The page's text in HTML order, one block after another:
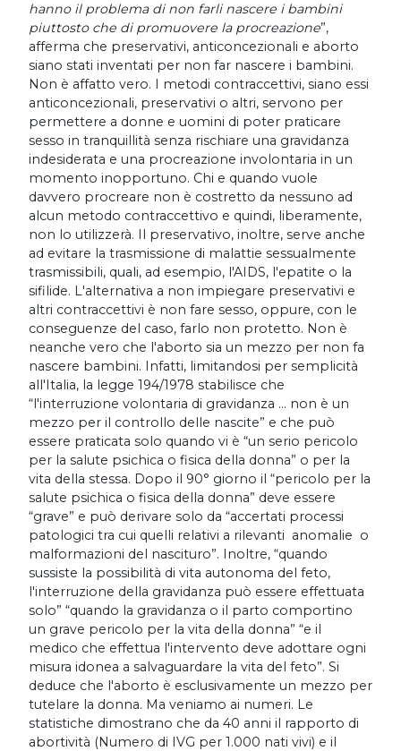
hanno il problema di non farli nascere i bambini
piuttosto che di promuovere la procreazione”,
afferma che preservativi, anticoncezionali e aborto
siano stati inventati per non far nascere i bambini.
Non è affatto vero. I metodi contraccettivi, siano essi
anticoncezionali, preservativi o altri, servono per
permettere a donne e uomini di poter praticare
sesso in tranquillità senza rischiare una gravidanza
indesiderata e una procreazione involontaria in un
momento inopportuno. Chi e quando vuole
davvero procreare non è costretto da nessuno ad
alcun metodo contraccettivo e quindi, liberamente,
non lo utilizzerà. Il preservativo, inoltre, serve anche
ad evitare la trasmissione di malattie sessualmente
trasmissibili, quali, ad esempio, l'AIDS, l'epatite o la
sifilide. L'alternativa a non impiegare preservativi e
altri contraccettivi è non fare sesso, oppure, con le
conseguenze del caso, farlo non protetto. Non è
neanche vero che l'aborto sia un mezzo per non fa
nascere bambini. Infatti, limitandosi per semplicità
all'Italia, la legge 194/1978 stabilisce che
“l'interruzione volontaria di gravidanza … non è un
mezzo per il controllo delle nascite” e che può
essere praticata solo quando vi è “un serio pericolo
per la salute psichica o fisica della donna” o per la
vita della stessa. Dopo il 90° giorno il “pericolo per la
salute psichica o fisica della donna” deve essere
“grave” e può derivare solo da “accertati processi
patologici tra cui quelli relativi a rilevanti anomalie o
malformazioni del nascituro”. Inoltre, “quando
sussiste la possibilità di vita autonoma del feto,
l'interruzione della gravidanza può essere effettuata
solo” “quando la gravidanza o il parto comportino
un grave pericolo per la vita della donna” “e il
medico che effettua l'intervento deve adottare ogni
misura idonea a salvaguardare la vita del feto”. Si
deduce che l'aborto è esclusivamente un mezzo per
tutelare la donna. Ma veniamo ai numeri. Le
statistiche dimostrano che da 40 anni il rapporto di
abortività (Numero di IVG per 1.000 nati vivi) e il